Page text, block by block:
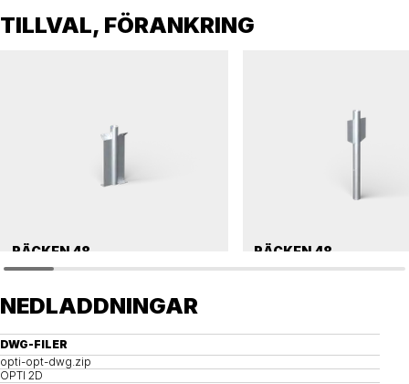
TILLVAL, FÖRANKRING
RÄCKEN 48 RÄCKEN 48
NEDLADDNINGAR
DWG-FILER
opti-opt-dwg.zip
OPTI 2D